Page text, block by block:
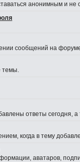
анонимным и
сообщений на
темы.
ответы сегодня,
когда в тему
аватаров,